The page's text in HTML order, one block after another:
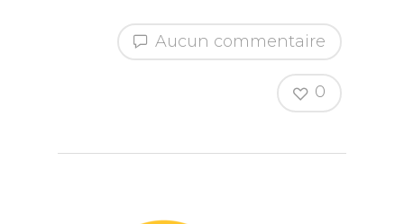
Aucun commentaire
0